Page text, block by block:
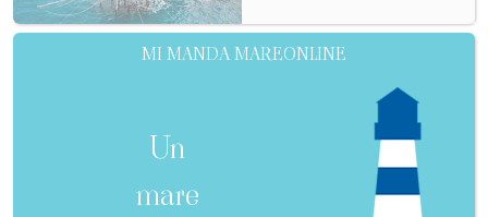
MI MANDA MAREONLINE
Un
mare